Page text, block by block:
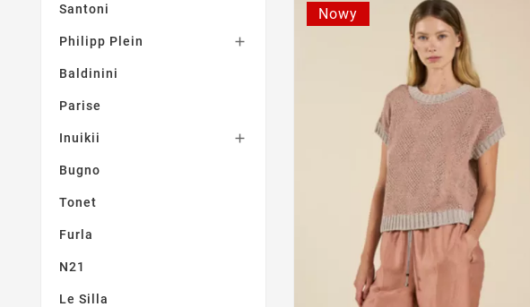
Santoni
Philipp Plein 
Baldinini
Parise
Inuikii 
Bugno
Tonet
Furla
N21
Le Silla
Nowy